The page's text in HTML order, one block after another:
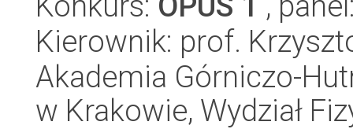
Kierownik: prof.
Akademia Górniczo-
w Krakowie, Wydział